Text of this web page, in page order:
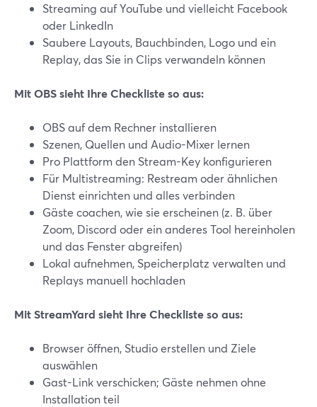
Streaming auf YouTube und vielleicht Facebook
oder LinkedIn
Saubere Layouts, Bauchbinden, Logo und ein
Replay, das Sie in Clips verwandeln können
Mit OBS sieht Ihre Checkliste so aus:
OBS auf dem Rechner installieren
Szenen, Quellen und Audio-Mixer lernen
Pro Plattform den Stream-Key konfigurieren
Für Multistreaming: Restream oder ähnlichen
Dienst einrichten und alles verbinden
Gäste coachen, wie sie erscheinen (z. B. über
Zoom, Discord oder ein anderes Tool hereinholen
und das Fenster abgreifen)
Lokal aufnehmen, Speicherplatz verwalten und
Replays manuell hochladen
Mit StreamYard sieht Ihre Checkliste so aus:
Browser öffnen, Studio erstellen und Ziele
auswählen
Gast-Link verschicken; Gäste nehmen ohne
Installation teil